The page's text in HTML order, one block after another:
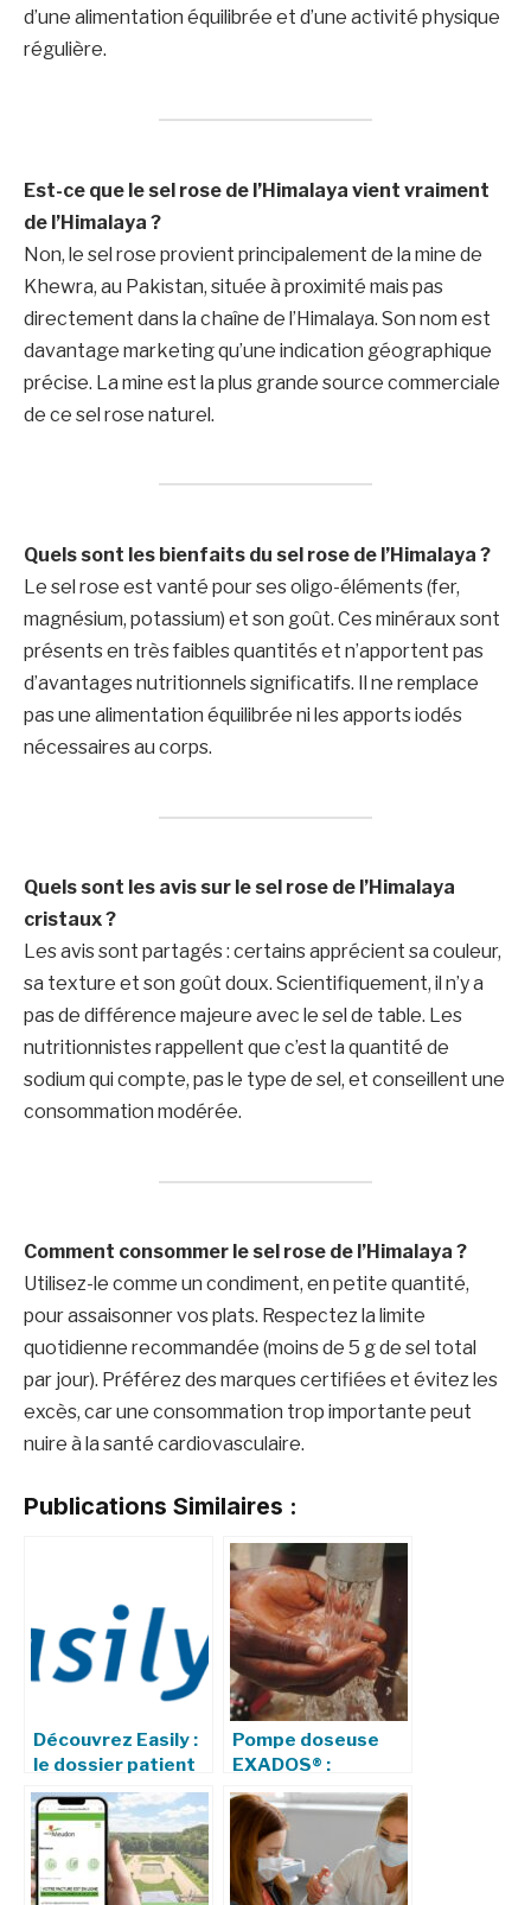
d’une alimentation équilibrée et d’une activité physique
régulière.
Est-ce que le sel rose de l’Himalaya vient vraiment
de l’Himalaya ?
Non, le sel rose provient principalement de la mine de
Khewra, au Pakistan, située à proximité mais pas
directement dans la chaîne de l’Himalaya. Son nom est
davantage marketing qu’une indication géographique
précise. La mine est la plus grande source commerciale
de ce sel rose naturel.
Quels sont les bienfaits du sel rose de l’Himalaya ?
Le sel rose est vanté pour ses oligo-éléments (fer,
magnésium, potassium) et son goût. Ces minéraux sont
présents en très faibles quantités et n’apportent pas
d’avantages nutritionnels significatifs. Il ne remplace
pas une alimentation équilibrée ni les apports iodés
nécessaires au corps.
Quels sont les avis sur le sel rose de l’Himalaya
cristaux ?
Les avis sont partagés : certains apprécient sa couleur,
sa texture et son goût doux. Scientifiquement, il n’y a
pas de différence majeure avec le sel de table. Les
nutritionnistes rappellent que c’est la quantité de
sodium qui compte, pas le type de sel, et conseillent une
consommation modérée.
Comment consommer le sel rose de l’Himalaya ?
Utilisez-le comme un condiment, en petite quantité,
pour assaisonner vos plats. Respectez la limite
quotidienne recommandée (moins de 5 g de sel total
par jour). Préférez des marques certifiées et évitez les
excès, car une consommation trop importante peut
nuire à la santé cardiovasculaire.
Publications Similaires :
Découvrez Easily :
le dossier patient
informatisé
innovant des HCL
Pompe doseuse
EXADOS® :
Précision, Sécurité
et Fiabilité pour le
Dosage Industriel